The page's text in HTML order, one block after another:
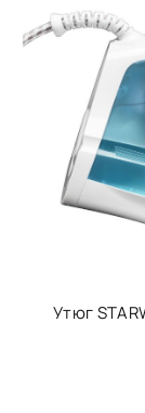
Утюг